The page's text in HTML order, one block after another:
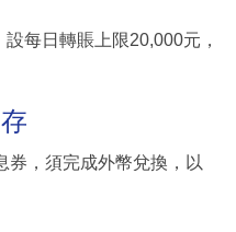
每日轉賬上限20,000元，
券，須完成外幣兌換，以